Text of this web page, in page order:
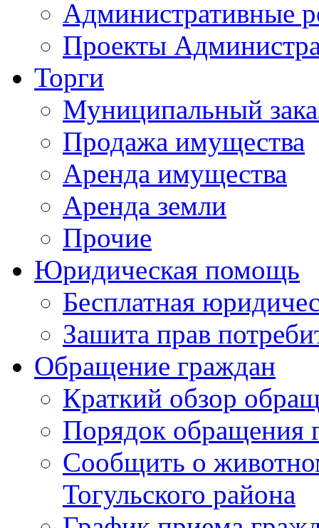
Административные
Проекты
Торги
Муниципальный
Продажа имущества
Аренда имущества
Аренда земли
Прочие
Юридическая помощь
Бесплатная
Зашита прав
Обращение граждан
Краткий обзор
Порядок обращения
Сообщить о
Тогульского района